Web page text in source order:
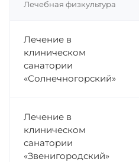
Лечебная физкультура
Лечение в
клиническом
санатории
«Солнечногорский»
Лечение в
клиническом
санатории
«Звенигородский»